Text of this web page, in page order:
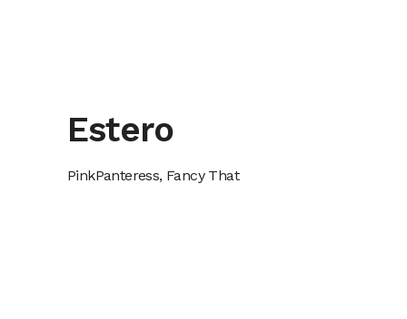
Estero
PinkPanteress, Fancy That